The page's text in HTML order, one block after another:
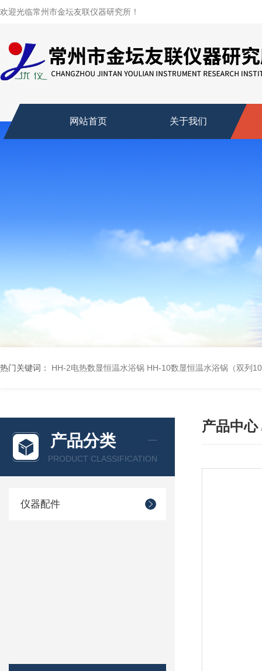
欢迎光临常州市金坛友联仪器研究所！
网站首页 关于我们
热门关键词： HH-2电热数显恒温水浴锅 HH-10数显恒温水浴锅（双列
产品分类
PRODUCT CLASSIFICATION
仪器配件
产品中心